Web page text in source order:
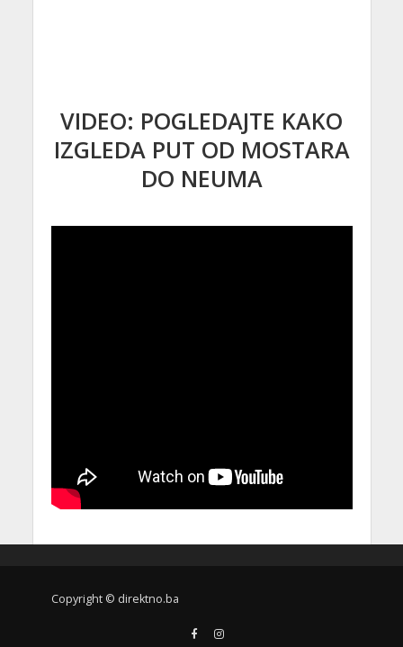
VIDEO: POGLEDAJTE KAKO
IZGLEDA PUT OD MOSTARA
DO NEUMA
Copyright © direktno.ba